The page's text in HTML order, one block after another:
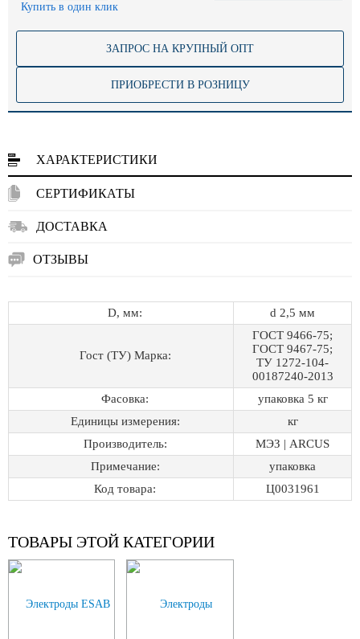
Купить в один клик
ЗАПРОС НА КРУПНЫЙ ОПТ
ПРИОБРЕСТИ В РОЗНИЦУ
ХАРАКТЕРИСТИКИ
СЕРТИФИКАТЫ
ДОСТАВКА
ОТЗЫВЫ
D, мм: d 2,5 мм
Гост (ТУ) Марка:
ГОСТ 9466-75;
ГОСТ 9467-75;
ТУ 1272-104-
00187240-2013
Фасовка:
упаковка 5 кг
Единицы измерения:
кг
Производитель:
МЭЗ | ARCUS
Примечание:
упаковка
Код товара:
Ц0031961
ТОВАРЫ ЭТОЙ КАТЕГОРИИ